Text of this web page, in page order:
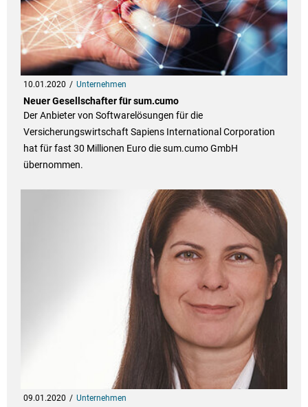
10.01.2020 Unternehmen
Neuer Gesellschafter für sum.cumo
Der Anbieter von Softwarelösungen für die
Versicherungswirtschaft Sapiens International Corporation
hat für fast 30 Millionen Euro die sum.cumo GmbH
übernommen.
09.01.2020 Unternehmen